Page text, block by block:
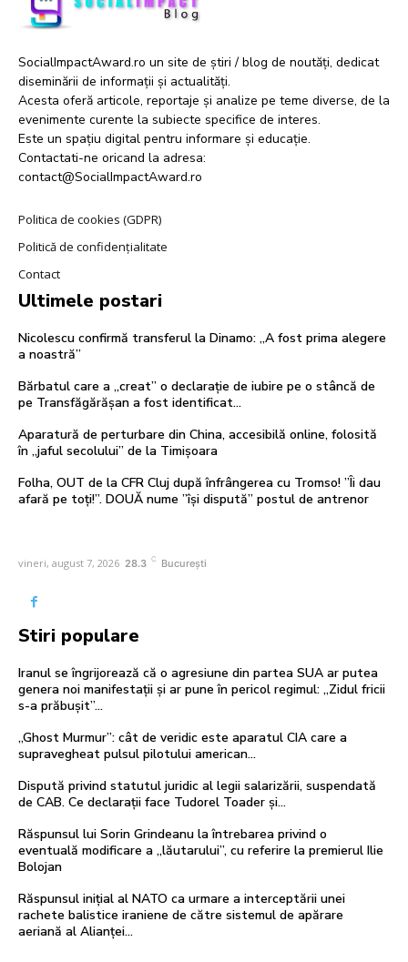
SocialImpactAward.ro un site de știri / blog de noutăți, dedicat
diseminării de informații și actualități.
Acesta oferă articole, reportaje și analize pe teme diverse, de la
evenimente curente la subiecte specifice de interes.
Este un spațiu digital pentru informare și educație.
Contactati-ne oricand la adresa:
contact@SocialImpactAward.ro
Politica de cookies (GDPR)
Politică de confidențialitate
Contact
Ultimele postari
Nicolescu confirmă transferul la Dinamo: „A fost prima alegere
a noastră”
Bărbatul care a „creat” o declarație de iubire pe o stâncă de
pe Transfăgărășan a fost identificat…
Aparatură de perturbare din China, accesibilă online, folosită
în „jaful secolului” de la Timișoara
Folha, OUT de la CFR Cluj după înfrângerea cu Tromso! ”Îi dau
afară pe toți!”. DOUĂ nume ”își dispută” postul de antrenor
vineri, august 7, 2026 28.3 C București
Stiri populare
Iranul se îngrijorează că o agresiune din partea SUA ar putea
genera noi manifestații și ar pune în pericol regimul: „Zidul fricii
s-a prăbușit”...
„Ghost Murmur”: cât de veridic este aparatul CIA care a
supravegheat pulsul pilotului american…
Dispută privind statutul juridic al legii salarizării, suspendată
de CAB. Ce declarații face Tudorel Toader și…
Răspunsul lui Sorin Grindeanu la întrebarea privind o
eventuală modificare a „lăutarului”, cu referire la premierul Ilie
Bolojan
Răspunsul inițial al NATO ca urmare a interceptării unei
rachete balistice iraniene de către sistemul de apărare
aeriană al Alianței…